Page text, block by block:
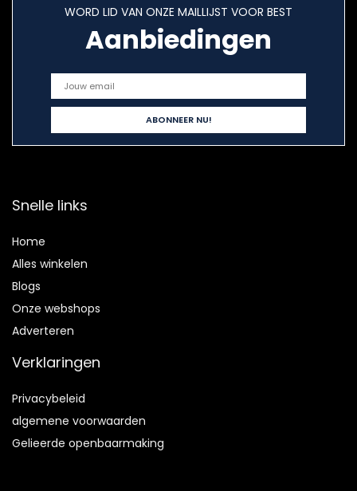
WORD LID VAN ONZE MAILLIJST VOOR BEST
Aanbiedingen
Snelle links
Home
Alles winkelen
Blogs
Onze webshops
Adverteren
Verklaringen
Privacybeleid
algemene voorwaarden
Gelieerde openbaarmaking